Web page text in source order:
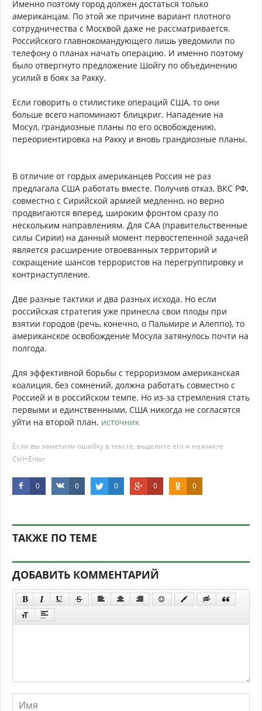
Именно поэтому город должен достаться только
американцам. По этой же причине вариант плотного
сотрудничества с Москвой даже не рассматривается.
Российского главнокомандующего лишь уведомили по
телефону о планах начать операцию. И именно поэтому
было отвергнуто предложение Шойгу по объединению
усилий в боях за Ракку.
Если говорить о стилистике операций США, то они
больше всего напоминают блицкриг. Нападение на
Мосул, грандиозные планы по его освобождению,
переориентировка на Ракку и вновь грандиозные планы.
В отличие от гордых американцев Россия не раз
предлагала США работать вместе. Получив отказ, ВКС РФ,
совместно с Сирийской армией медленно, но верно
продвигаются вперед, широким фронтом сразу по
нескольким направлениям. Для САА (правительственные
силы Сирии) на данный момент первостепенной задачей
является расширение отвоеванных территорий и
сокращение шансов террористов на перегруппировку и
контрнаступление.
Две разные тактики и два разных исхода. Но если
российская стратегия уже принесла свои плоды при
взятии городов (речь, конечно, о Пальмире и Алеппо), то
американское освобождение Мосула затянулось почти на
полгода.
Для эффективной борьбы с терроризмом американская
коалиция, без сомнений, должна работать совместно с
Россией и в российском темпе. Но из-за стремления стать
первыми и единственными, США никогда не согласятся
уйти на второй план. источник
Если вы заметили ошибку в тексте, выделите его и нажмите
Ctrl+Enter
0 0 0 0 0
ТАКЖЕ ПО ТЕМЕ
ДОБАВИТЬ КОММЕНТАРИЙ